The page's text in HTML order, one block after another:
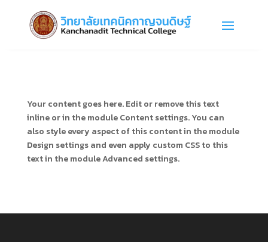
Your content goes here. Edit or remove this text
inline or in the module Content settings. You can
also style every aspect of this content in the module
Design settings and even apply custom CSS to this
text in the module Advanced settings.